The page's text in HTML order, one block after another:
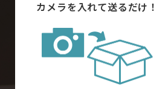
カメラを入れて送るだけ！